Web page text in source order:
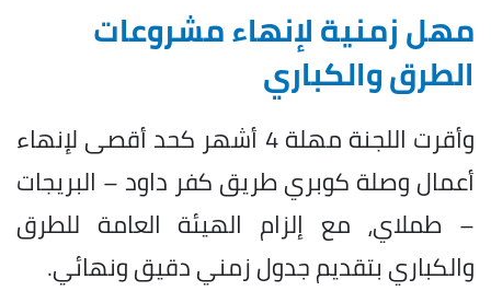
مهل زمنية لإنهاء مشروعات
الطرق والكباري
وأقرت اللجنة مهلة 4 أشهر كحد أقصى لإنهاء
أعمال وصلة كوبري طريق كفر داود – البريجات
– طملاي، مع إلزام الهيئة العامة للطرق
والكباري بتقديم جدول زمني دقيق ونهائي.